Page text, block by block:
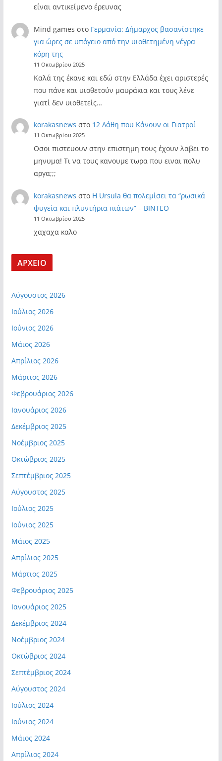
είναι αντικείμενο έρευνας
Mind games στο Γερμανία: Δήμαρχος βασανίστηκε
για ώρες σε υπόγειο από την υιοθετημένη νέγρα
κόρη της
11 Οκτωβρίου 2025
Καλά της έκανε και εδώ στην Ελλάδα έχει αριστερές
που πάνε και υιοθετούν μαυράκια και τους λένε
γιατί δεν υιοθετείς…
korakasnews στο 12 Λάθη που Κάνουν οι Γιατροί
11 Οκτωβρίου 2025
Οσοι πιστευουν στην επιστημη τους έχουν λαβει το
μηνυμα! Τι να τους κανουμε τωρα που ειναι πολυ
αργα;;;
korakasnews στο Η Ursula θα πολεμίσει τα “ρωσικά
ψυγεία και πλυντήρια πιάτων” – ΒΙΝΤΕΟ
11 Οκτωβρίου 2025
χαχαχα καλο
ΑΡΧΕΙΟ
Αύγουστος 2026
Ιούλιος 2026
Ιούνιος 2026
Μάιος 2026
Απρίλιος 2026
Μάρτιος 2026
Φεβρουάριος 2026
Ιανουάριος 2026
Δεκέμβριος 2025
Νοέμβριος 2025
Οκτώβριος 2025
Σεπτέμβριος 2025
Αύγουστος 2025
Ιούλιος 2025
Ιούνιος 2025
Μάιος 2025
Απρίλιος 2025
Μάρτιος 2025
Φεβρουάριος 2025
Ιανουάριος 2025
Δεκέμβριος 2024
Νοέμβριος 2024
Οκτώβριος 2024
Σεπτέμβριος 2024
Αύγουστος 2024
Ιούλιος 2024
Ιούνιος 2024
Μάιος 2024
Απρίλιος 2024